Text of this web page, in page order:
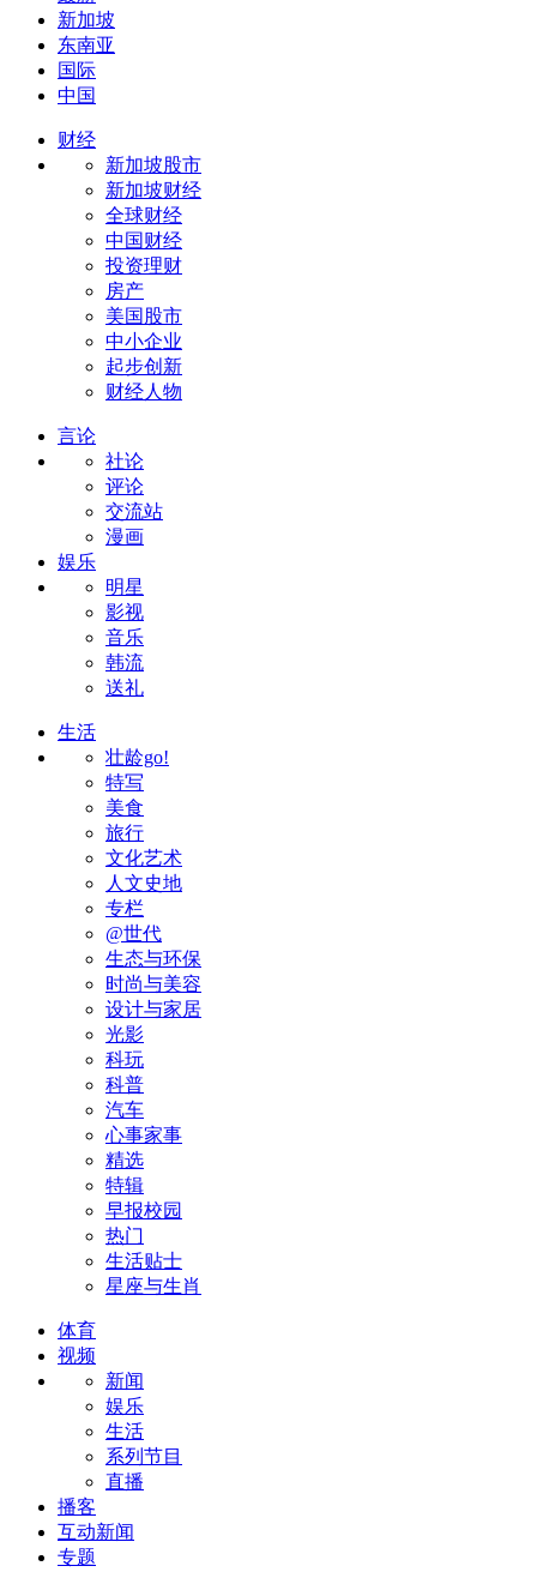
新加坡
东南亚
国际
中国
财经
新加坡股市
新加坡财经
全球财经
中国财经
投资理财
房产
美国股市
中小企业
起步创新
财经人物
言论
社论
评论
交流站
漫画
娱乐
明星
影视
音乐
韩流
送礼
生活
壮龄go!
特写
美食
旅行
文化艺术
人文史地
专栏
@世代
生态与环保
时尚与美容
设计与家居
光影
科玩
科普
汽车
心事家事
精选
特辑
早报校园
热门
生活贴士
星座与生肖
体育
视频
新闻
娱乐
生活
系列节目
直播
播客
互动新闻
专题